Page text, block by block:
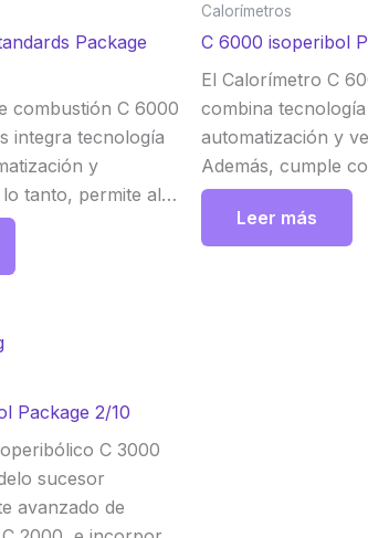
Package
combustión C 6000
integra tecnología
y
tanto, permite al
temperaturas
25 °C o 30 °C según
garantizando
Calorímetros
C 6000 isoperibol
El Calorímetro C
combina
automatización y
Además, cumple
DIN, ISO, ASTM,
tanto, permite
temperaturas
Leer más
Package 2/10
C 3000
sucesor
avanzado de